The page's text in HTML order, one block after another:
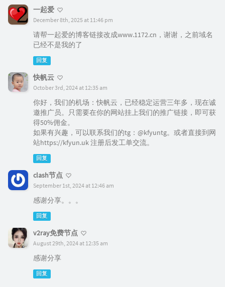
一起爱
December 8th, 2025 at 11:46 pm
请帮一起爱的博客链接改成www.1172.cn，谢谢，之前域名
已经不是我的了
回复
快帆云
October 3rd, 2024 at 12:35 am
你好，我们的机场：快帆云，已经稳定运营三年多，现在诚
邀推广员。只需要在你的网站挂上我们的推广链接，即可获
得50%佣金。
如果有兴趣，可以联系我们的tg：@kfyuntg。或者直接到网
站https://kfyun.uk 注册后发工单交流。
回复
clash节点
September 1st, 2024 at 12:46 am
感谢分享。。。
回复
v2ray免费节点
August 29th, 2024 at 12:35 am
感谢分享
回复